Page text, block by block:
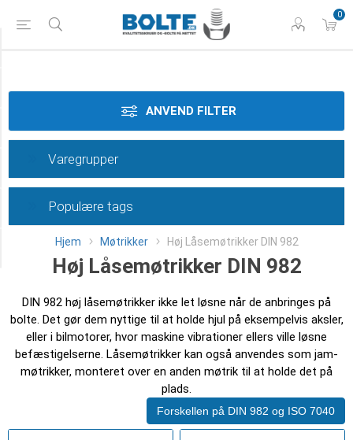
0
Hjem Møtrikker Høj Låsemøtrikker DIN 982
Høj Låsemøtrikker DIN 982
DIN 982 høj låsemøtrikker ikke let løsne når de anbringes på
bolte. Det gør dem nyttige til at holde hjul på eksempelvis aksler,
eller i bilmotorer, hvor maskine vibrationer ellers ville løsne
befæstigelserne. Låsemøtrikker kan også anvendes som jam-
møtrikker, monteret over en anden møtrik til at holde det på
plads.
Forskellen på DIN 982 og ISO 7040
ANVEND FILTER
Dimension
Overflade
Category
Varegrupper
Populære tags